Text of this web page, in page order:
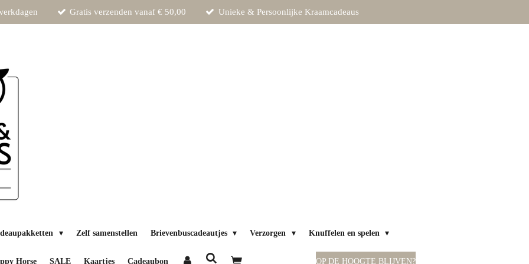
Gratis verzenden vanaf € 50,00 Unieke & Persoonlijke Kraamcadeaus
Zelf samenstellen Brievenbuscadeautjes Verzorgen Knuffelen en spelen
Horse SALE Kaartjes Cadeaubon OP DE HOOGTE BLIJVEN?